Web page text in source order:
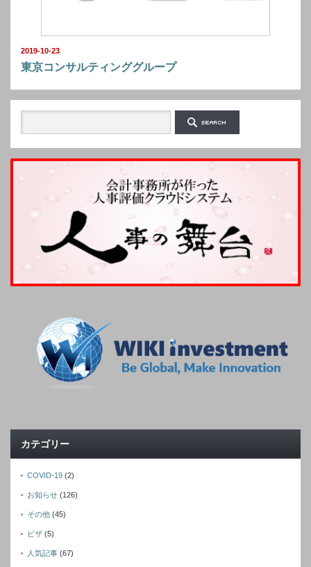
2019-10-23
東京コンサルティンググループ
カテゴリー
COVID-19 (2)
お知らせ (126)
その他 (45)
ビザ (5)
人気記事 (67)